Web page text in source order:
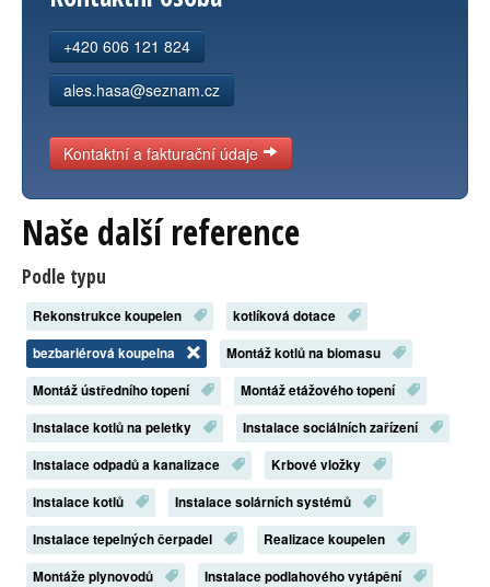
+420 606 121 824
ales.hasa@seznam.cz
Kontaktní a fakturační údaje
Naše další reference
Podle typu
Rekonstrukce koupelen
kotlíková dotace
bezbariérová koupelna
Montáž kotlů na biomasu
Montáž ústředního topení
Montáž etážového topení
Instalace kotlů na peletky
Instalace sociálních zařízení
Instalace odpadů a kanalizace
Krbové vložky
Instalace kotlů
Instalace solárních systémů
Instalace tepelných čerpadel
Realizace koupelen
Montáže plynovodů
Instalace podlahového vytápění